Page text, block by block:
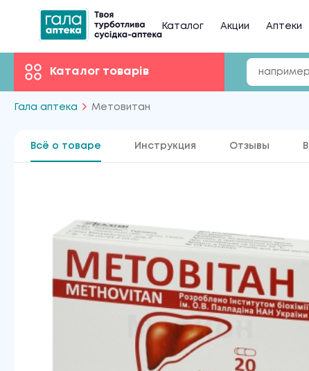
Каталог Акции Аптеки
Каталог товарів
Гала аптека Метовитан
Всё о товаре Инструкция Отзывы